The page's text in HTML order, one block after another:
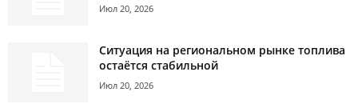
Июл 20, 2026
Ситуация на региональном рынке топлива
остаётся стабильной
Июл 20, 2026